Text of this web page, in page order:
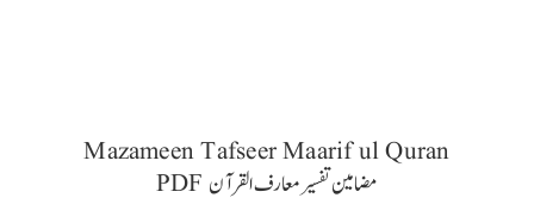
Mazameen Tafseer Maarif ul Quran
PDF مضامین تفسیر معارف القرآن